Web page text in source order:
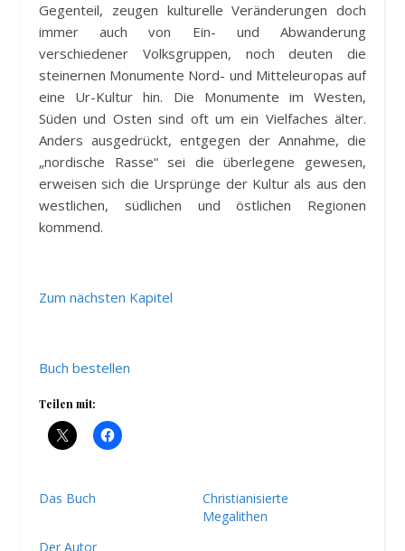
Gegenteil, zeugen kulturelle Veränderungen doch
immer auch von Ein- und Abwanderung
verschiedener Volksgruppen, noch deuten die
steinernen Monumente Nord- und Mitteleuropas auf
eine Ur-Kultur hin. Die Monumente im Westen,
Süden und Osten sind oft um ein Vielfaches älter.
Anders ausgedrückt, entgegen der Annahme, die
„nordische Rasse“ sei die überlegene gewesen,
erweisen sich die Ursprünge der Kultur als aus den
westlichen, südlichen und östlichen Regionen
kommend.
Zum nächsten Kapitel
Buch bestellen
Teilen mit:
Das Buch
Christianisierte
Megalithen
Der Autor